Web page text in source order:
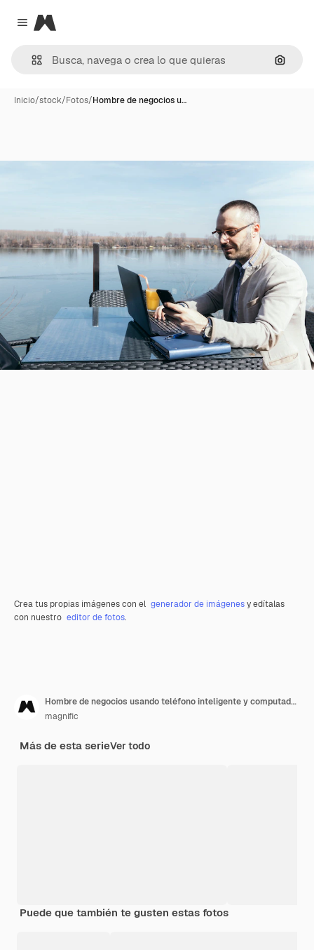
Close menu
Magnific
Inicio/stock/Fotos/Hombre de negocios u…
Crea tus propias imágenes con el generador de imágenesy edítalas
con nuestro editor de fotos.
Hombre de negocios usando teléfono inteligente y computadora portátil cerca del agua
magnific
Más de esta serieVer todo
Puede que también te gusten estas fotos